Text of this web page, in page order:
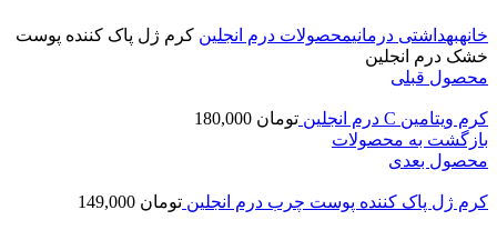
خانهبهداشتی درمانیمحصولات درم انجلین کرم ژل پاک کننده پوست
خشک درم انجلین
محصول قبلی
کرم ویتامین C درم انجلین تومان
بازگشت به محصولات
محصول بعدی
کرم ژل پاک کننده پوست چرب درم انجلین تومان